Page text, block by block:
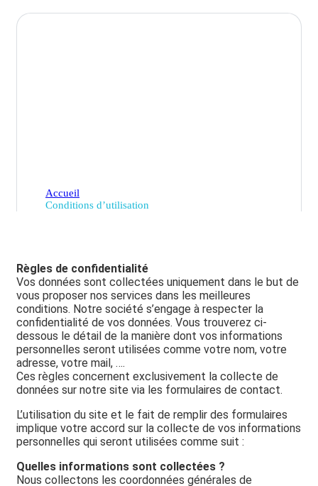
Accueil
Conditions d’utilisation
Règles de confidentialité
Vos données sont collectées uniquement dans le but de
vous proposer nos services dans les meilleures
conditions. Notre société s’engage à respecter la
confidentialité de vos données. Vous trouverez ci-
dessous le détail de la manière dont vos informations
personnelles seront utilisées comme votre nom, votre
adresse, votre mail, ….
Ces règles concernent exclusivement la collecte de
données sur notre site via les formulaires de contact.
L’utilisation du site et le fait de remplir des formulaires
implique votre accord sur la collecte de vos informations
personnelles qui seront utilisées comme suit :
Quelles informations sont collectées ?
Nous collectons les coordonnées générales de